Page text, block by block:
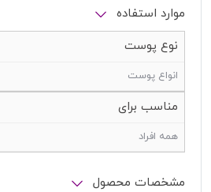
موارد استفاده
نوع پوست
انواع پوست
مناسب برای
همه افراد
مشخصات محصول